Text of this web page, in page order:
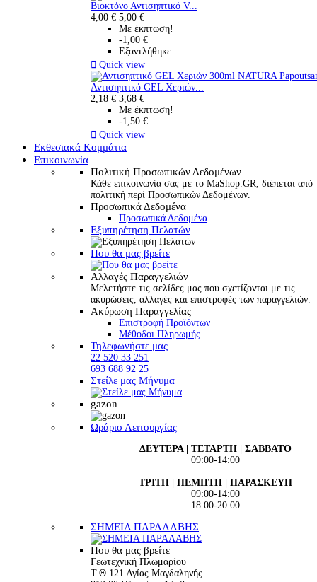
Βιοκτόνο Αντισηπτικό V...
4,00 € 5,00 €
Με έκπτωση!
-1,00 €
Εξαντλήθηκε
 Quick view
Αντισηπτικό GEL Χεριών...
2,18 € 3,68 €
Με έκπτωση!
-1,50 €
 Quick view
Εκθεσιακά Κομμάτια
Επικοινωνία
Πολιτική Προσωπικών Δεδομένων
Κάθε επικοινωνία σας με το MaShop.GR, διέπεται από
πολιτική περί Προσωπικών Δεδομένων.
Προσωπικά Δεδομένα
Προσωπικά Δεδομένα
Εξυπηρέτηση Πελατών
Που θα μας βρείτε
Αλλαγές Παραγγελιών
Μελετήστε τις σελίδες μας που σχετίζονται με τις
ακυρώσεις, αλλαγές και επιστροφές των παραγγελιών.
Ακύρωση Παραγγελίας
Επιστροφή Προϊόντων
Μέθοδοι Πληρωμής
Τηλεφωνήστε μας
22 520 33 251
693 688 92 25
Στείλε μας Μήνυμα
gazon
Ωράριο Λειτουργίας
ΔΕΥΤΕΡΑ | ΤΕΤΑΡΤΗ | ΣΑΒΒΑΤΟ
09:00-14:00
ΤΡΙΤΗ | ΠΕΜΠΤΗ | ΠΑΡΑΣΚΕΥΗ
09:00-14:00
18:00-20:00
ΣΗΜΕΙΑ ΠΑΡΑΛΑΒΗΣ
Που θα μας βρείτε
Γεωτεχνική Πλωμαρίου
Τ.Θ.121 Αγίας Μαγδαληνής